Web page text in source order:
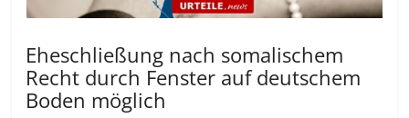
Eheschließung nach somalischem
Recht durch Fenster auf deutschem
Boden möglich